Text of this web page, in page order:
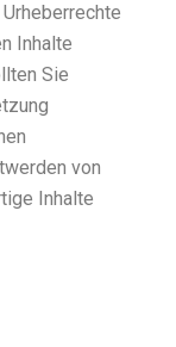
Inhalte
Sie
von
Inhalte